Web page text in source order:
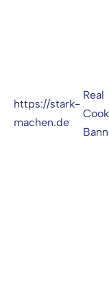
https://stark-
machen.de
Real